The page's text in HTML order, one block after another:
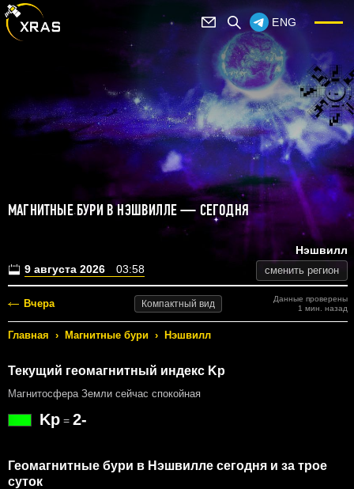
ENG
МАГНИТНЫЕ БУРИ В НЭШВИЛЛЕ — СЕГОДНЯ
9 августа 2026 03:58
Нэшвилл
сменить регион
Вчера Компактный вид
Данные проверены
1 мин. назад
Главная › Магнитные бури › Нэшвилл
Текущий геомагнитный индекс Kp
Магнитосфера Земли сейчас спокойная
Kp = 2-
Геомагнитные бури в Нэшвилле сегодня и за трое
суток